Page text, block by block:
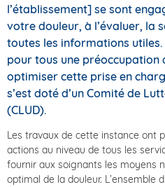
l’établissement] se sont
votre douleur, à l’évaluer, la
toutes les informations
pour tous une préoccupation
optimiser cette prise en
s’est doté d’un Comité de
(CLUD).
Les travaux de cette instance ont
actions au niveau de tous les
fournir aux soignants les moyens
optimal de la douleur. L’ensemble